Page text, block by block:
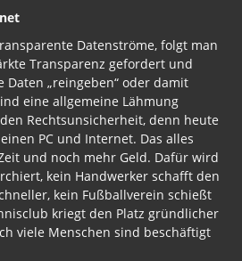
Datenströme, folgt man
Transparenz gefordert und
„reingeben“ oder damit
eine allgemeine Lähmung
Rechtsunsicherheit, denn heute
PC und Internet. Das alles
und noch mehr Geld. Dafür wird
kein Handwerker schafft den
kein Fußballverein schießt
kriegt den Platz gründlicher
viele Menschen sind beschäftigt